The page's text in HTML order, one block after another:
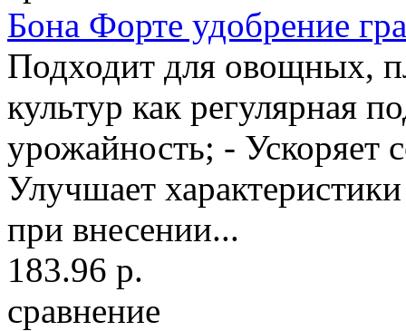
Бона Форте удобрение
Подходит для овощных,
культур как регулярная
урожайность; - Ускоряет
Улучшает
при внесении...
183.96 р.
сравнение